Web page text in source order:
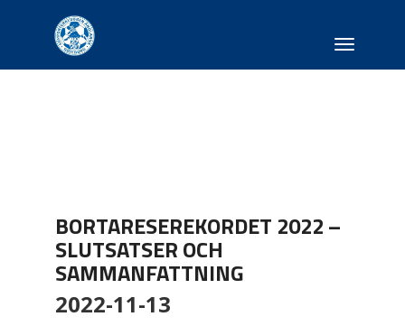
Toggle
BORTARESEREKORDET 2022 –
SLUTSATSER OCH
SAMMANFATTNING
2022-11-13